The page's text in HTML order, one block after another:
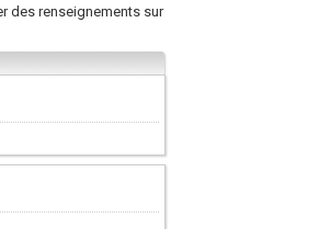
des renseignements sur